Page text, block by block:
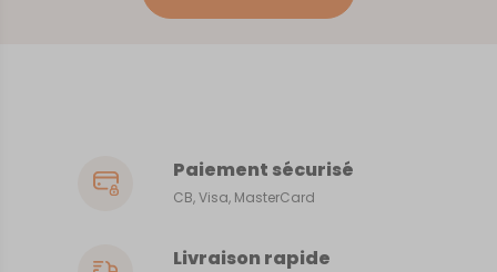
Paiement sécurisé
CB, Visa, MasterCard
Livraison rapide